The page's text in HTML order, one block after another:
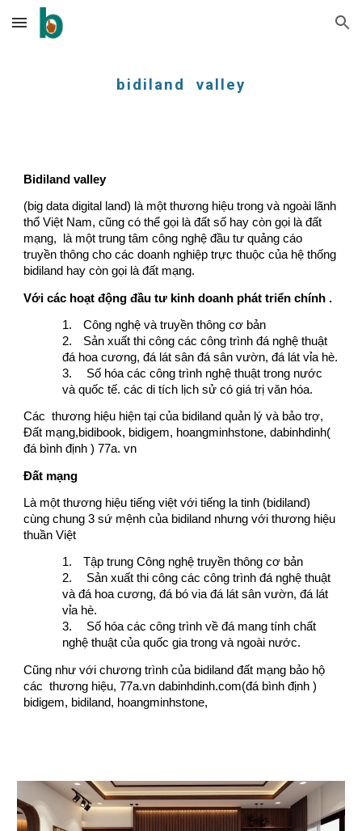
Skip to main content Skip to navigation
bidiland valley
Bidiland valley
(big data digital land) là một thương hiệu trong và ngoài lãnh
thổ Việt Nam, cũng có thể gọi là đất số hay còn gọi là đất
mạng, là một trung tâm công nghệ đầu tư quảng cáo
truyền thông cho các doanh nghiệp trực thuộc của hệ thống
bidiland hay còn gọi là đất mạng.
Với các hoạt động đầu tư kinh doanh phát triển chính .
1.
Công nghệ và truyền thông cơ bản
2.
Sản xuất thi công các công trình đá nghệ thuật
đá hoa cương, đá lát sân đá sân vườn, đá lát vỉa hè.
3.
Số hóa các công trình nghệ thuật trong nước
và quốc tế. các di tích lịch sử có giá trị văn hóa.
Các thương hiệu hiện tại của bidiland quản lý và bảo trợ,
Đất mạng,bidibook, bidigem, hoangminhstone, dabinhdinh(
đá bình định ) 77a. vn
Đất mạng
Là một thương hiệu tiếng việt với tiếng la tinh (bidiland)
cùng chung 3 sứ mệnh của bidiland nhưng với thương hiệu
thuần Việt
1.
Tập trung Công nghệ truyền thông cơ bản
2.
Sản xuất thi công các công trình đá nghệ thuật
và đá hoa cương, đá bó via đá lát sân vườn, đá lát
vỉa hè.
3.
Số hóa các công trình về đá mang tính chất
nghệ thuật của quốc gia trong và ngoài nước.
Cũng như với chương trình của bidiland đất mạng bảo hộ
các thương hiệu, 77a.vn dabinhdinh.com(đá bình định )
bidigem, bidiland, hoangminhstone,